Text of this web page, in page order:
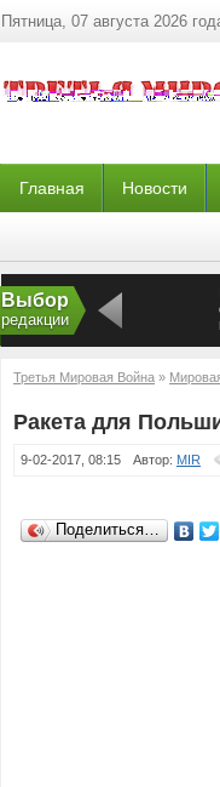
Пятница, 07 августа 2026
Главная Новости
Выбор
редакции
Третья Мировая Война »
Ракета для
9-02-2017, 08:15 Автор: MIR
Поделиться…